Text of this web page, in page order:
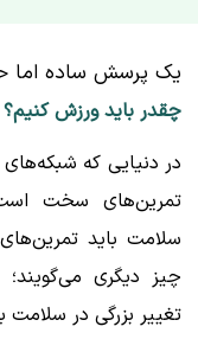
یک پرسش ساده اما
چقدر باید ورزش کنیم؟
در دنیایی که
تمرین‌های سخت
سلامت باید
چیز دیگری
تغییر بزرگی در سلامت